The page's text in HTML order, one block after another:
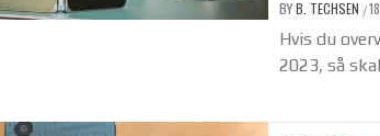
BYB. TECHSEN /
Hvis du
2023, så